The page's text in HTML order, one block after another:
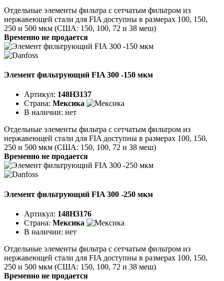
Отдельные элементы фильтра с сетчатым фильтром из
нержавеющей стали для FIA доступны в размерах 100, 150,
250 и 500 мкм (США: 150, 100, 72 и 38 меш)
Временно не продается
Элемент фильтрующий FIA 300 -150 мкм
Артикул: 148H3137
Страна: Мексика
В наличии: нет
Отдельные элементы фильтра с сетчатым фильтром из
нержавеющей стали для FIA доступны в размерах 100, 150,
250 и 500 мкм (США: 150, 100, 72 и 38 меш)
Временно не продается
Элемент фильтрующий FIA 300 -250 мкм
Артикул: 148H3176
Страна: Мексика
В наличии: нет
Отдельные элементы фильтра с сетчатым фильтром из
нержавеющей стали для FIA доступны в размерах 100, 150,
250 и 500 мкм (США: 150, 100, 72 и 38 меш)
Временно не продается